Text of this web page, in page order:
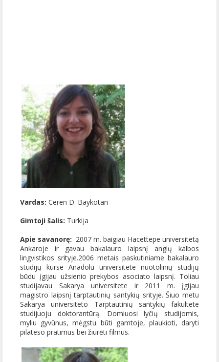
Vardas: Ceren D. Baykotan
Gimtoji šalis: Turkija
Apie savanorę: 2007 m. baigiau Hacettepe universitetą
Ankaroje ir gavau bakalauro laipsnį anglų kalbos
lingvistikos srityje.2006 metais paskutiniame bakalauro
studijų kurse Anadolu universitete nuotolinių studijų
būdu įgijau užsienio prekybos asociato laipsnį. Toliau
studijavau Sakarya universitete ir 2011 m. įgijau
magistro laipsnį tarptautinių santykių srityje. Šiuo metu
Sakarya universiteto Tarptautinių santykių fakultete
studijuoju doktorantūrą. Domiuosi lyčių studijomis,
myliu gyvūnus, mėgstu būti gamtoje, plaukioti, daryti
pilateso pratimus bei žiūrėti filmus.